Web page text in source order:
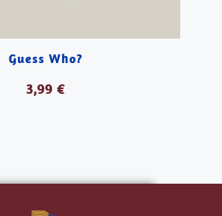
Guess Who?
3,99 €